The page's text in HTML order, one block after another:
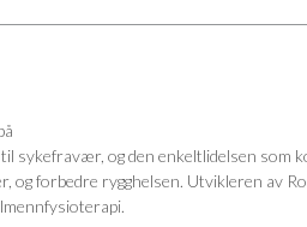
til sykefravær, og den enkeltlidelsen
og forbedre rygghelsen. Utvikleren av